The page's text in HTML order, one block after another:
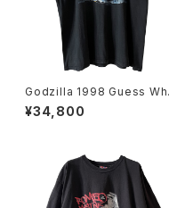
Godzilla 1998 Guess Wh
o's Coming To Town
e Promo Tee
¥34,800